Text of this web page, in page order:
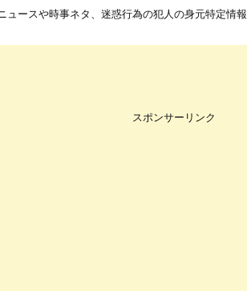
ースや時事ネタ、迷惑行為の犯人の身元特定情
スポンサーリンク